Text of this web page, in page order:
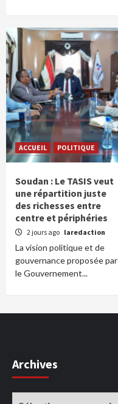
ACCUEIL POLITIQUE
Soudan : Le TASIS veut
une répartition juste
des richesses entre
centre et périphéries
2 jours ago laredaction
La vision politique et de
gouvernance proposée par
le Gouvernement...
Archives
Archives